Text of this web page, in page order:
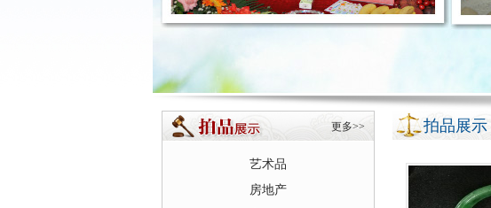
更多>>
艺术品
房地产
拍品展示